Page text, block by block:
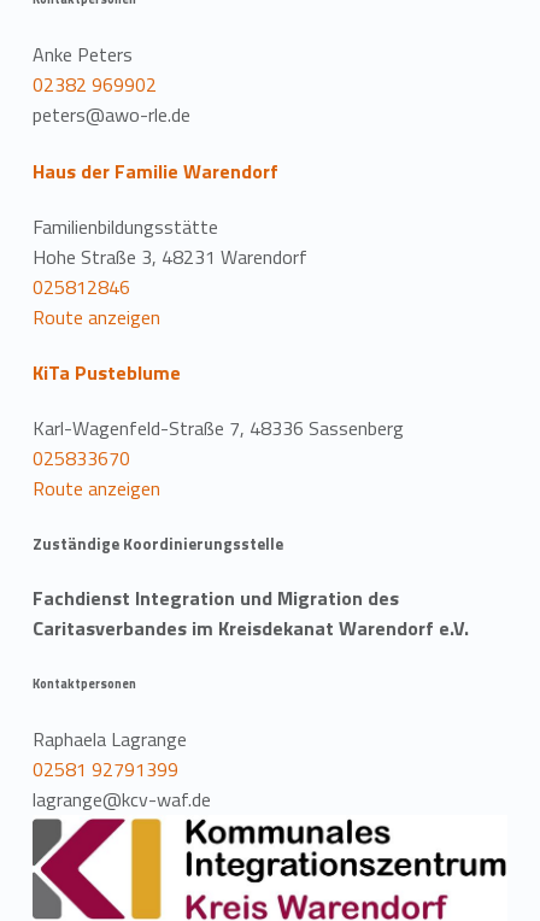
Anke Peters
02382 969902
peters@awo-rle.de
Haus der Familie Warendorf
Familienbildungsstätte
Hohe Straße 3, 48231 Warendorf
025812846
Route anzeigen
KiTa Pusteblume
Karl-Wagenfeld-Straße 7, 48336 Sassenberg
025833670
Route anzeigen
Zuständige Koordinierungsstelle
Fachdienst Integration und Migration des
Caritasverbandes im Kreisdekanat Warendorf e.V.
Kontaktpersonen
Raphaela Lagrange
02581 92791399
lagrange@kcv-waf.de